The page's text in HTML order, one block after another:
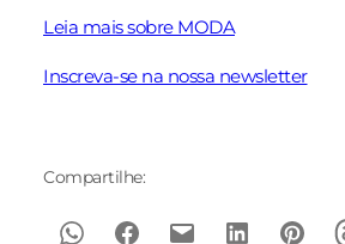
Leia mais sobre MODA
Inscreva-se na nossa newsletter
Compartilhe: